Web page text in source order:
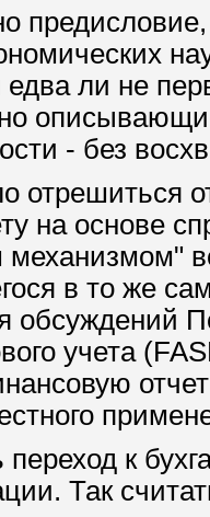
едва ли не
- без
отрешиться
на основе
механизмом"
в то же
обсуждений
учета (
к
Так